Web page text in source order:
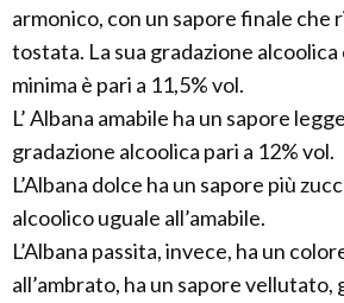
armonico, con un sapore finale che
tostata. La sua gradazione alcoolica
minima è pari a 11,5% vol.
L’ Albana amabile ha un sapore
gradazione alcoolica pari a 12% vol.
L’Albana dolce ha un sapore più
alcoolico uguale all’amabile.
L’Albana passita, invece, ha un
all’ambrato, ha un sapore